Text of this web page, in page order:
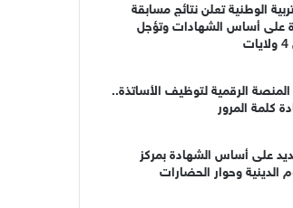
الوطنية تعلن نتائج مسابقة
على أساس الشهادات وتؤجل
الرقمية لتوظيف الأساتذة..
كلمة المرور
على أساس الشهادة بمركز
الدينية وحوار الحضارات